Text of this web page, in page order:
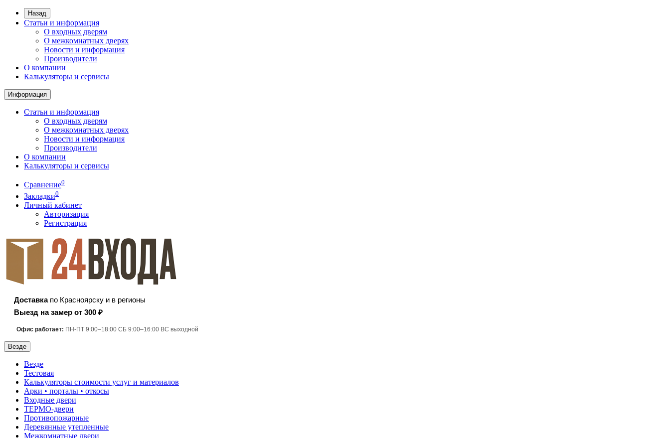
Назад
Статьи и информация
О входных дверям
О межкомнатных дверях
Новости и информация
Производители
О компании
Калькуляторы и сервисы
Информация
Статьи и информация
О входных дверям
О межкомнатных дверях
Новости и информация
Производители
О компании
Калькуляторы и сервисы
Сравнение0
Закладки0
Личный кабинет
Авторизация
Регистрация
Доставкапо Красноярску и в регионы
Выезд на замер от 300 ₽
Офис работает: ПН-ПТ 9:00–18:00 СБ 9:00–16:00 ВС выходной
Везде
Везде
Тестовая
Калькуляторы стоимости услуг и материалов
Арки • порталы • откосы
Входные двери
ТЕРМО-двери
Противопожарные
Деревянные утепленные
Межкомнатные двери